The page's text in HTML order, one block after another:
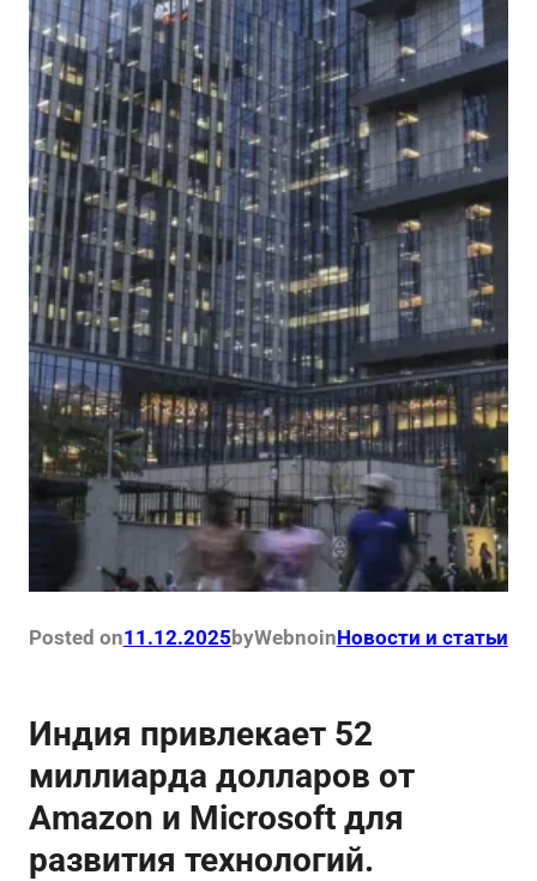
Posted on11.12.2025byWebnoinНовости и статьи
Индия привлекает 52
миллиарда долларов от
Amazon и Microsoft для
развития технологий.